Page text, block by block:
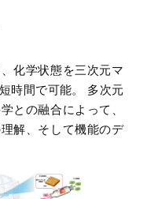
化学状態を三次元マ
時間で可能。 多次元
との融合によって、
解、そして機能のデ